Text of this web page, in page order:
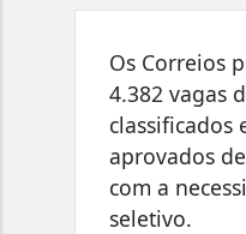
Os Correios
4.382 vagas
classificados
aprovados
com a
seletivo.